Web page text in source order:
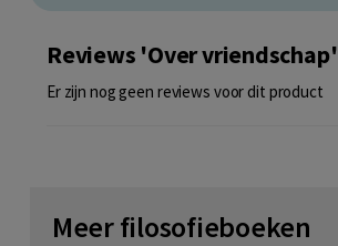
Reviews 'Over vriendschap'
Er zijn nog geen reviews voor dit product
Meer filosofieboeken